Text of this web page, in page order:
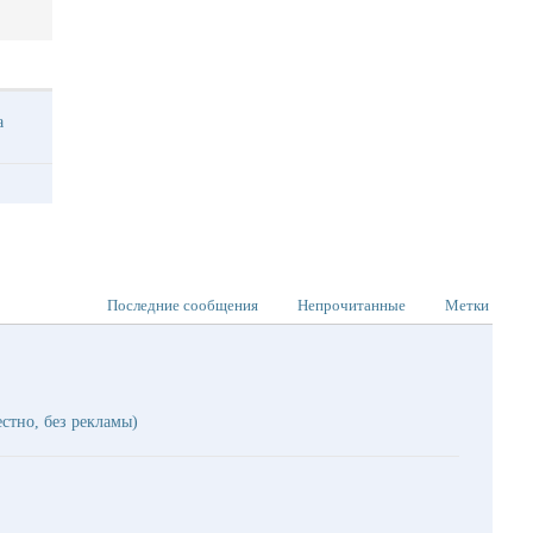
Последние сообщения Непрочитанные Метки
без рекламы)